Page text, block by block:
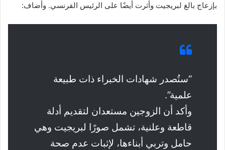
بإزعاج بالغ لبريجيت وأثرت أيضًا على الرئيس الفرنسي. وأضاف:
“ستُصدر شهادات الخبراء ذات طبيعة
علمية”.
وأكد أن الزوجين مستعدان لتقديم أدلة
قاطعة وعلنية، تشمل صورًا لبريجيت وهي
حامل وتربي أبناءها، لإثبات عدم صحة